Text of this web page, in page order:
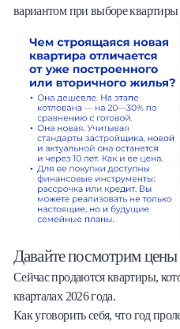
вариантом при выборе
Давайте посмотрим
Сейчас продаются квартиры,
кварталах 2026 года.
Как уговорить себя, что год